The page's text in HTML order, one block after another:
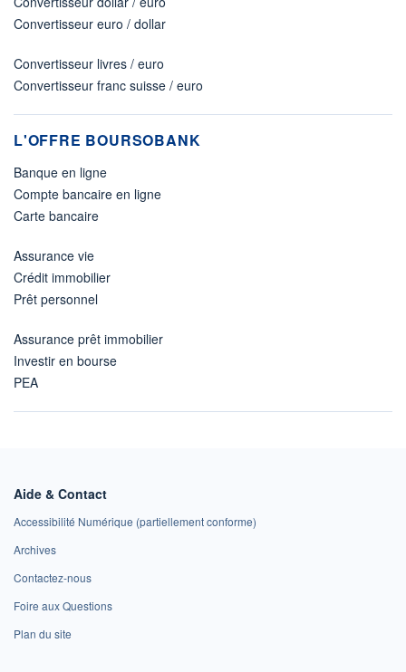
Convertisseur euro / dollar
Convertisseur livres / euro
Convertisseur franc suisse / euro
L'OFFRE BOURSOBANK
Banque en ligne
Compte bancaire en ligne
Carte bancaire
Assurance vie
Crédit immobilier
Prêt personnel
Assurance prêt immobilier
Investir en bourse
PEA
Aide & Contact
Accessibilité Numérique (partiellement conforme)
Archives
Contactez-nous
Foire aux Questions
Plan du site